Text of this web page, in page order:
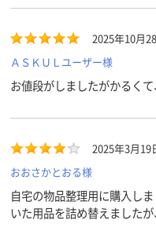
2025年10月
ＡＳＫＵＬユーザー様
お値段がしましたがかるく
2025年3月19
おおさかとおる様
自宅の物品整理用に購入し
いた用品を詰め替えました
しやすくなったと思います